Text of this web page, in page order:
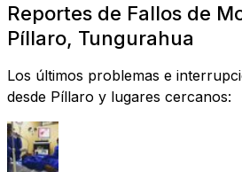
Reportes de Fallos de
Píllaro, Tungurahua
Los últimos problemas e
desde Píllaro y lugares cercanos: